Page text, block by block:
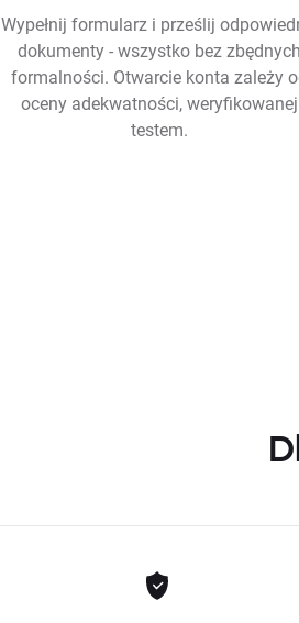
Wypełnij formularz i prześlij
dokumenty - wszystko bez zbędnych
formalności. Otwarcie konta zależy
oceny adekwatności, weryfikowanej
testem.